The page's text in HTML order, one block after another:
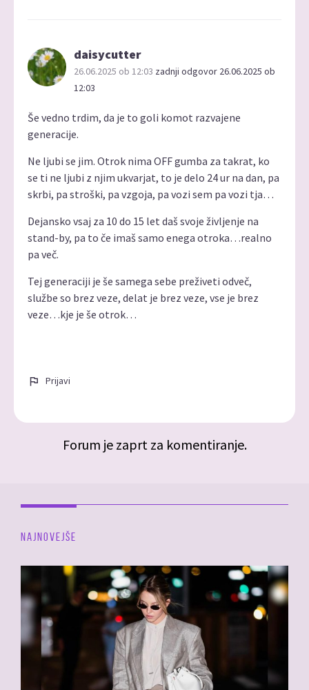
daisycutter
26.06.2025 ob 12:03 zadnji odgovor 26.06.2025 ob
12:03
Še vedno trdim, da je to goli komot razvajene
generacije.
Ne ljubi se jim. Otrok nima OFF gumba za takrat, ko
se ti ne ljubi z njim ukvarjat, to je delo 24 ur na dan, pa
skrbi, pa stroški, pa vzgoja, pa vozi sem pa vozi tja…
Dejansko vsaj za 10 do 15 let daš svoje življenje na
stand-by, pa to če imaš samo enega otroka…realno
pa več.
Tej generaciji je še samega sebe preživeti odveč,
službe so brez veze, delat je brez veze, vse je brez
veze…kje je še otrok…
Prijavi
Forum je zaprt za komentiranje.
NAJNOVEJŠE